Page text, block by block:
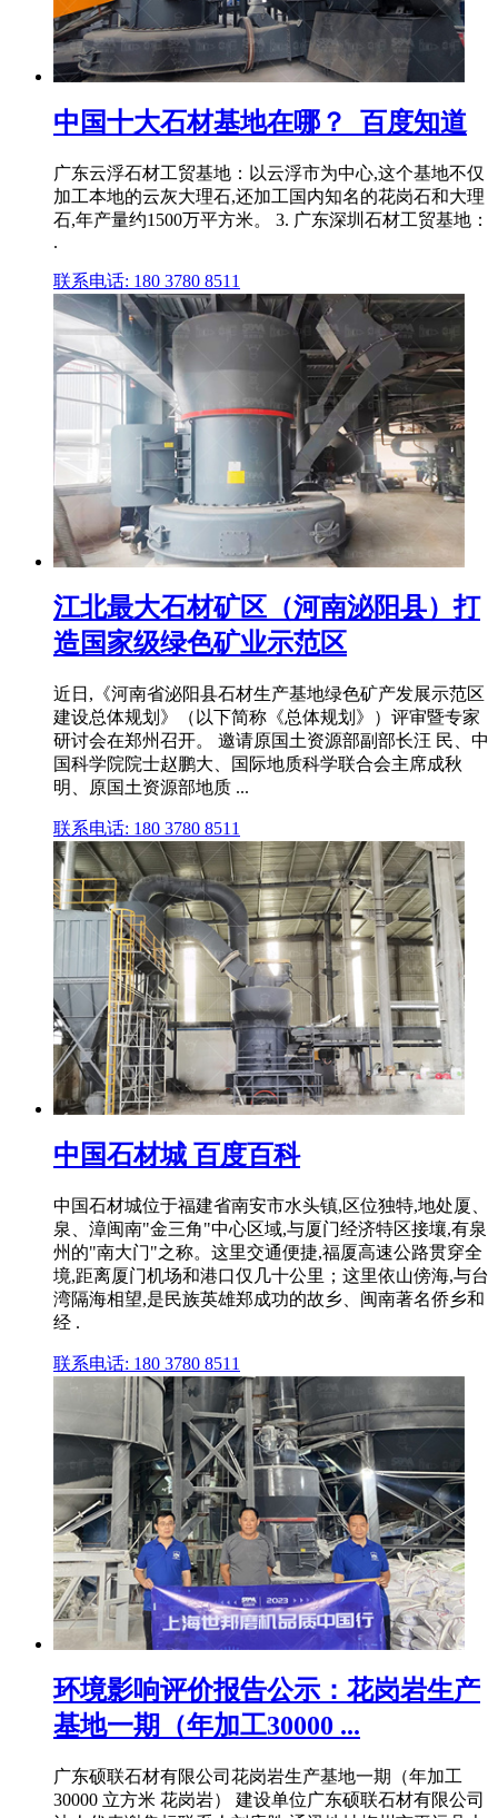
中国十大石材基地在哪？_百度知道
广东云浮石材工贸基地：以云浮市为中心,这个基地不仅
加工本地的云灰大理石,还加工国内知名的花岗石和大理
石,年产量约1500万平方米。 3. 广东深圳石材工贸基地：
.
联系电话: 180 3780 8511
江北最大石材矿区（河南泌阳县）打
造国家级绿色矿业示范区
近日,《河南省泌阳县石材生产基地绿色矿产发展示范区
建设总体规划》（以下简称《总体规划》）评审暨专家
研讨会在郑州召开。 邀请原国土资源部副部长汪 民、中
国科学院院士赵鹏大、国际地质科学联合会主席成秋
明、原国土资源部地质 ...
联系电话: 180 3780 8511
中国石材城 百度百科
中国石材城位于福建省南安市水头镇,区位独特,地处厦、
泉、漳闽南"金三角"中心区域,与厦门经济特区接壤,有泉
州的"南大门"之称。这里交通便捷,福厦高速公路贯穿全
境,距离厦门机场和港口仅几十公里；这里依山傍海,与台
湾隔海相望,是民族英雄郑成功的故乡、闽南著名侨乡和
经 .
联系电话: 180 3780 8511
环境影响评价报告公示：花岗岩生产
基地一期（年加工30000 ...
广东硕联石材有限公司花岗岩生产基地一期（年加工
30000 立方米 花岗岩） 建设单位广东硕联石材有限公司